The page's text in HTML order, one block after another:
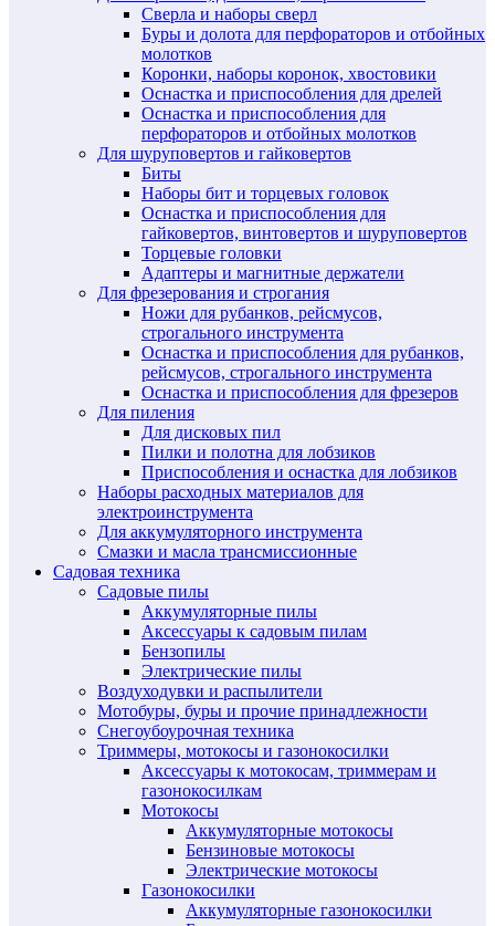
Сверла и наборы сверл
Буры и долота для перфораторов и отбойных
молотков
Коронки, наборы коронок, хвостовики
Оснастка и приспособления для дрелей
Оснастка и приспособления для
перфораторов и отбойных молотков
Для шуруповертов и гайковертов
Биты
Наборы бит и торцевых головок
Оснастка и приспособления для
гайковертов, винтовертов и шуруповертов
Торцевые головки
Адаптеры и магнитные держатели
Для фрезерования и строгания
Ножи для рубанков, рейсмусов,
строгального инструмента
Оснастка и приспособления для рубанков,
рейсмусов, строгального инструмента
Оснастка и приспособления для фрезеров
Для пиления
Для дисковых пил
Пилки и полотна для лобзиков
Приспособления и оснастка для лобзиков
Наборы расходных материалов для
электроинструмента
Для аккумуляторного инструмента
Смазки и масла трансмиссионные
Садовая техника
Садовые пилы
Аккумуляторные пилы
Аксессуары к садовым пилам
Бензопилы
Электрические пилы
Воздуходувки и распылители
Мотобуры, буры и прочие принадлежности
Снегоубоурочная техника
Триммеры, мотокосы и газонокосилки
Аксессуары к мотокосам, триммерам и
газонокосилкам
Мотокосы
Аккумуляторные мотокосы
Бензиновые мотокосы
Электрические мотокосы
Газонокосилки
Аккумуляторные газонокосилки